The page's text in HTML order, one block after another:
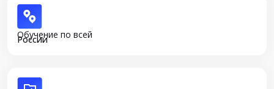
Обучение по всей
России